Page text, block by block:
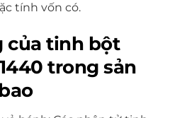
tính vốn có.
của tinh bột
trong sản